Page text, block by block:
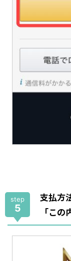
step
5
支払方
「こ